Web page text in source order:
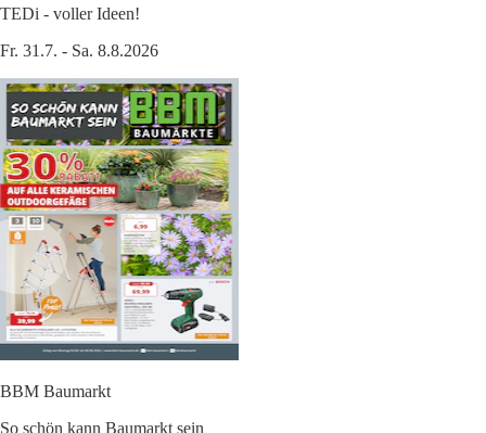
TEDi - voller Ideen!
Fr. 31.7. - Sa. 8.8.2026
BBM Baumarkt
So schön kann Baumarkt sein